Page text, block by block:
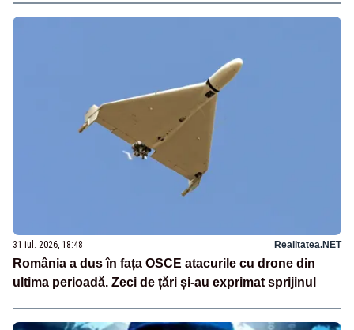
31 iul. 2026, 18:48 Realitatea.NET
România a dus în fața OSCE atacurile cu drone din
ultima perioadă. Zeci de țări și-au exprimat sprijinul